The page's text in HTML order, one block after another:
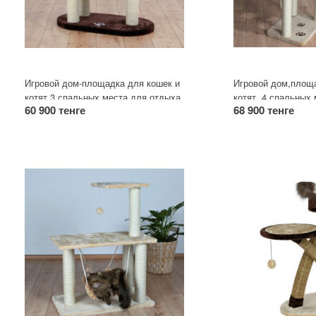
Игровой дом-площадка для кошек и
котят.3 спальных места для отдыха
кошек.
60 900 тенге
Игровой
котят. 4
кошек. Игрушка на
68 900 тенге